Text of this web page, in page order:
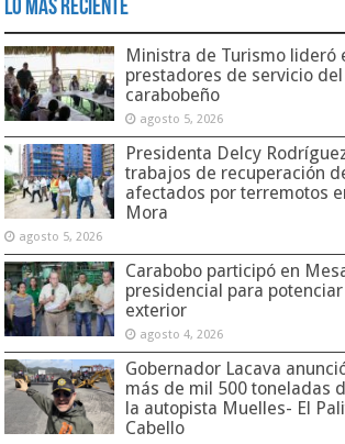
Lo Más Reciente
Ministra de Turismo lideró
prestadores de servicio
carabobeño
agosto 5, 2026
Presidenta Delcy
trabajos de recuperación
afectados por terremotos
Mora
agosto 5, 2026
Carabobo participó en
presidencial para
exterior
agosto 4, 2026
Gobernador Lacava
más de mil 500 toneladas
la autopista Muelles- El
Cabello